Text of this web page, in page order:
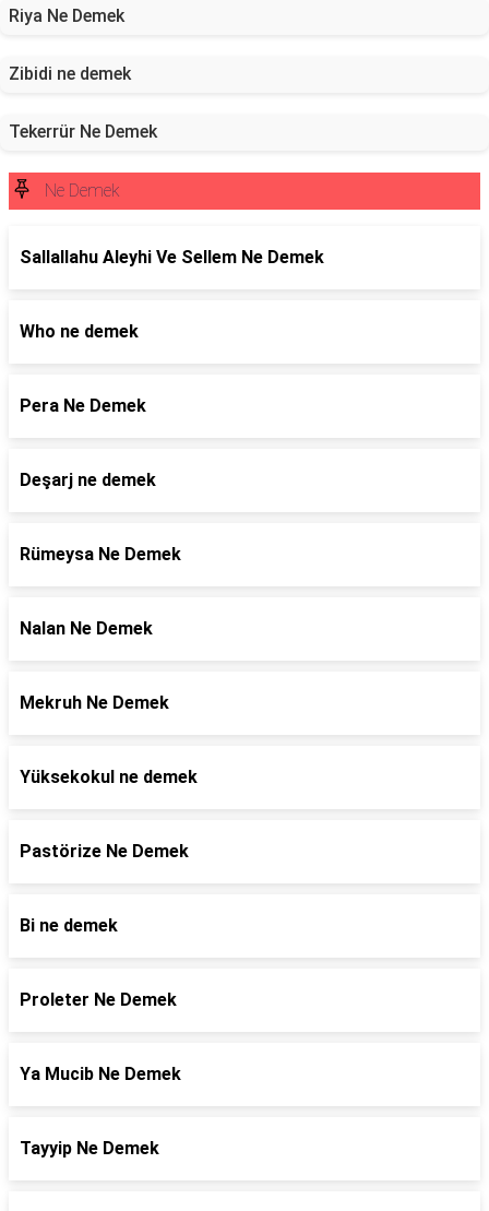
Riya Ne Demek
Zibidi ne demek
Tekerrür Ne Demek
Ne Demek
Sallallahu Aleyhi Ve Sellem Ne Demek
Who ne demek
Pera Ne Demek
Deşarj ne demek
Rümeysa Ne Demek
Nalan Ne Demek
Mekruh Ne Demek
Yüksekokul ne demek
Pastörize Ne Demek
Bi ne demek
Proleter Ne Demek
Ya Mucib Ne Demek
Tayyip Ne Demek